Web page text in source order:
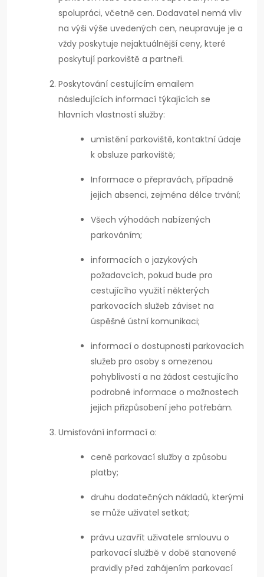
spolupráci, včetně cen. Dodavatel nemá vliv
na výši výše uvedených cen, neupravuje je a
vždy poskytuje nejaktuálnější ceny, které
poskytují parkoviště a partneři.
Poskytování cestujícím emailem
následujících informací týkajících se
hlavních vlastností služby:
umístění parkoviště, kontaktní údaje
k obsluze parkoviště;
Informace o přepravách, případně
jejich absenci, zejména délce trvání;
Všech výhodách nabízených
parkováním;
informacích o jazykových
požadavcích, pokud bude pro
cestujícího využití některých
parkovacích služeb záviset na
úspěšné ústní komunikaci;
informací o dostupnosti parkovacích
služeb pro osoby s omezenou
pohyblivostí a na žádost cestujícího
podrobné informace o možnostech
jejich přizpůsobení jeho potřebám.
Umisťování informací o:
ceně parkovací služby a způsobu
platby;
druhu dodatečných nákladů, kterými
se může uživatel setkat;
právu uzavřít uživatele smlouvu o
parkovací službě v době stanovené
pravidly před zahájením parkovací